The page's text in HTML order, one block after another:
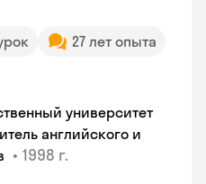
27 лет опыта
университет
английского и
• 1998 г.